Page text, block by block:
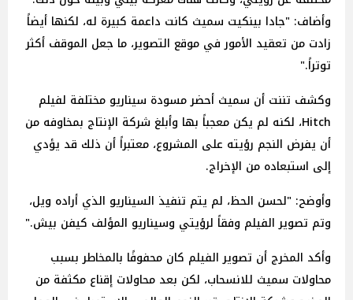
وأضاف: "جادا بينكيت سميث كانت داعمة كبيرة له، لكنها أيضاً
زادت من تعقيد الأمور في موقع التصوير، ما جعل الموقف أكثر
توتراً."
وكشف تننت أن سميث أحضر مسودة سيناريو مختلفة لفيلم
Hitch، لكنه لم يكن معجباً بها وأبلغ شركة الإنتاج بمخاوفه من
أن يفرض النجم رؤيته على المشروع، معتبراً أن ذلك قد يؤدي
إلى استبعاده من الإخراج.
وأوضح: "لحسن الحظ، لم يتم تنفيذ السيناريو الذي أراده ويل،
وتم تصوير الفيلم وفقاً لرؤيتي وسيناريو المؤلف كيفن بيش."
وأكد المخرج أن تصوير الفيلم كان محفوفًا بالمخاطر بسبب
محاولات سميث للانسحاب، لكن بعد محاولات إقناع مكثفة من